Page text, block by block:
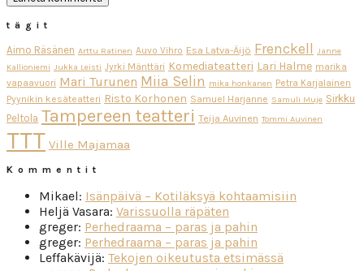
tägit
Aimo Räsänen Arttu Ratinen Auvo Vihro Esa Latva-Äijö Frenckell
Janne
Kallioniemi Jukka Leisti Jyrki Mänttäri Komediateatteri Lari Halme marika
vapaavuori Mari Turunen Miia Selin mika honkanen Petra Karjalainen
Pyynikin kesäteatteri Risto Korhonen Samuel Harjanne Samuli Muje Sirkku
Peltola Tampereen teatteri Teija Auvinen Tommi Auvinen
TTT Ville Majamaa
Kommentit
Mikael: Isänpäivä – Kotiläksyä kohtaamisiin
Heljä Vasara: Varissuolla räpäten
greger: Perhedraama – paras ja pahin
greger: Perhedraama – paras ja pahin
Leffakävijä: Tekojen oikeutusta etsimässä